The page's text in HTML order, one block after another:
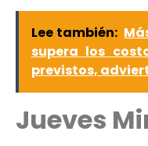
Lee también:
supera los
previstos,
Jueves